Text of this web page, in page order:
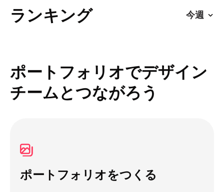
ランキング
ポートフォリオでデザイン
チームとつながろう
ポートフォリオをつくる